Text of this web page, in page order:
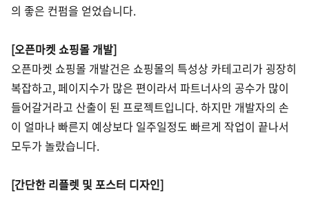
의 좋은 컨펌을 얻었습니다.
[오픈마켓 쇼핑몰 개발]
오픈마켓 쇼핑몰 개발건은 쇼핑몰의 특성상 카테고리가 굉장히
복잡하고, 페이지수가 많은 편이라서 파트너사의 공수가 많이
들어갈거라고 산출이 된 프로젝트입니다. 하지만 개발자의 손
이 얼마나 빠른지 예상보다 일주일정도 빠르게 작업이 끝나서
모두가 놀랐습니다.
[간단한 리플렛 및 포스터 디자인]